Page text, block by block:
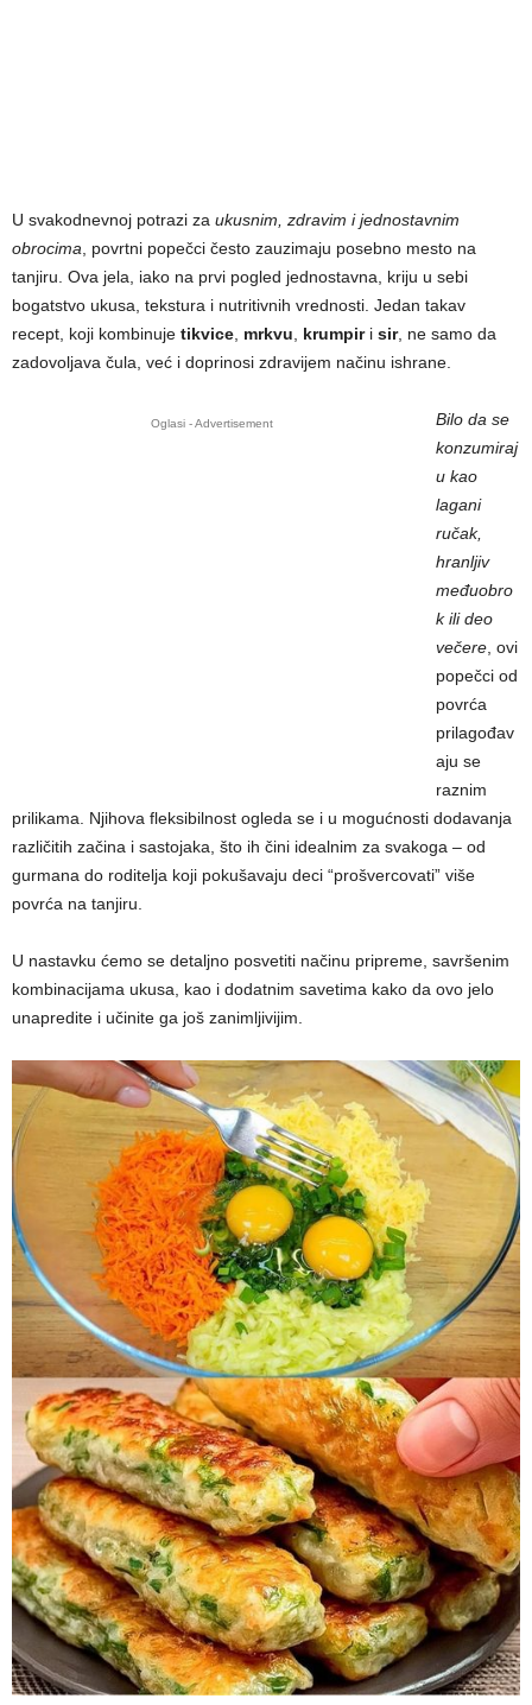
U svakodnevnoj potrazi za ukusnim, zdravim i jednostavnim
obrocima , povrtni popečci često zauzimaju posebno mesto na
tanjiru. Ova jela, iako na prvi pogled jednostavna, kriju u sebi
bogatstvo ukusa, tekstura i nutritivnih vrednosti. Jedan takav
recept, koji kombinuje tikvice mrkvu krumpiri sir, ne samo da
zadovoljava čula, već i doprinosi zdravijem načinu ishrane.
Oglasi - Advertisement
Bilo da se
konzumiraj
u kao
lagani
ručak,
hranljiv
međuobro
k ili deo
večere , ovi
popečci od
povrća
prilagođav
aju se
raznim
prilikama. Njihova fleksibilnost ogleda se i u mogućnosti dodavanja
različitih začina i sastojaka, što ih čini idealnim za svakoga – od
gurmana do roditelja koji pokušavaju deci “prošvercovati” više
povrća na tanjiru.
U nastavku ćemo se detaljno posvetiti načinu pripreme, savršenim
kombinacijama ukusa, kao i dodatnim savetima kako da ovo jelo
unapredite i učinite ga još zanimljivijim.